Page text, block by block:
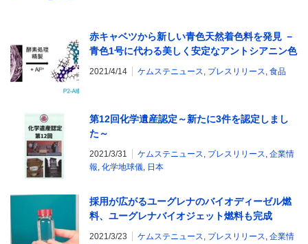
赤キャベツから新しい青色天然着色料を発見 －
青色1号に代わる美しく安定なアントシアニン色
2021/4/14 ケムステニュース, プレスリリース, 食品
第12回化学遺産認定～新たに3件を認定しまし
た～
2021/3/31 ケムステニュース, プレスリリース, 企業情
報, 化学地球儀, 日本
採用が広がるユーグレナのバイオディーゼル燃
料、ユーグレナバイオジェット燃料も完成
2021/3/23 ケムステニュース, プレスリリース, 企業情